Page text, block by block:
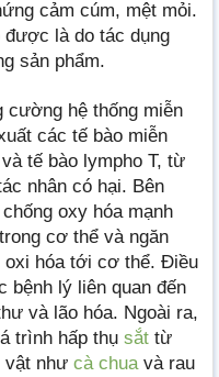
cảm cúm, mệt mỏi.
được là do tác dụng
sản phẩm.
cường hệ thống miễn
các tế bào miễn
tế bào lympho T, từ
nhân có hại. Bên
oxy hóa mạnh
cơ thể và ngăn
oxi hóa tới cơ thể. Điều
bệnh lý liên quan đến
và lão hóa. Ngoài ra,
trình hấp thụ sắt từ
vật như cà chuavà rau